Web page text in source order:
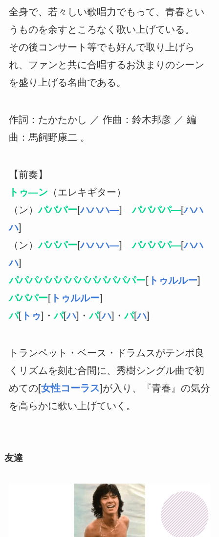
全身で、若々しい歌唱力でもって、青春とい
うものを余すところなく歌い上げている。
その後コンサート等でも好んで取り上げら
れ、ファンと共に合唱するお決まりのシーン
を盛り上げる名曲である。
作詞：たかたかし ／ 作曲：鈴木邦彦 ／ 編
曲：馬飼野康二 。
【前奏】
トゥ―ン （エレキギター）
（ン）パパパー[ハハハ―]パパパパ―[ハハ
ハ]
（ン）パパパー[ハハハ―]パパパパ―[ハハ
ハ]
パパパパパパパパパパパパパー[トゥルルー]
パパパー[トゥルルー]
パ[トゥ]・パ[ハ]・パ[ハ]・パ[ハ]
トランペット・ベース・ドラムスがテンポ良
くリズムを刻む合間に、秀樹シングル曲で初
めての[女性コーラス]が入り、『青春』の気分
を高らかに歌い上げていく。
友達